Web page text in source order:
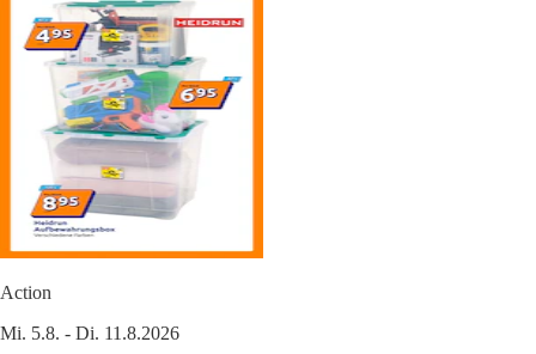
Action
Mi. 5.8. - Di. 11.8.2026